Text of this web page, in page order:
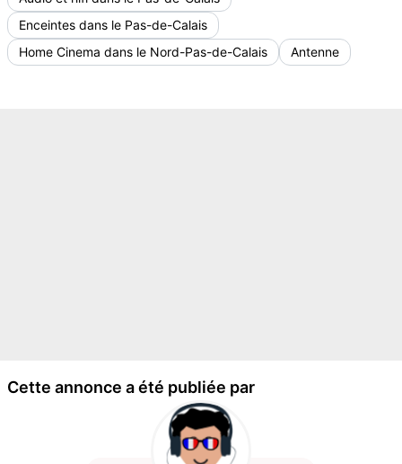
Enceintes dans le Pas-de-Calais
Home Cinema dans le Nord-Pas-de-Calais
Antenne
Cette annonce a été publiée par